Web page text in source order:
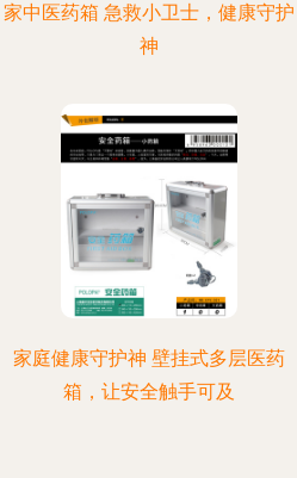
家中医药箱 急救小卫士，健康守护
神
家庭健康守护神 壁挂式多层医药
箱，让安全触手可及